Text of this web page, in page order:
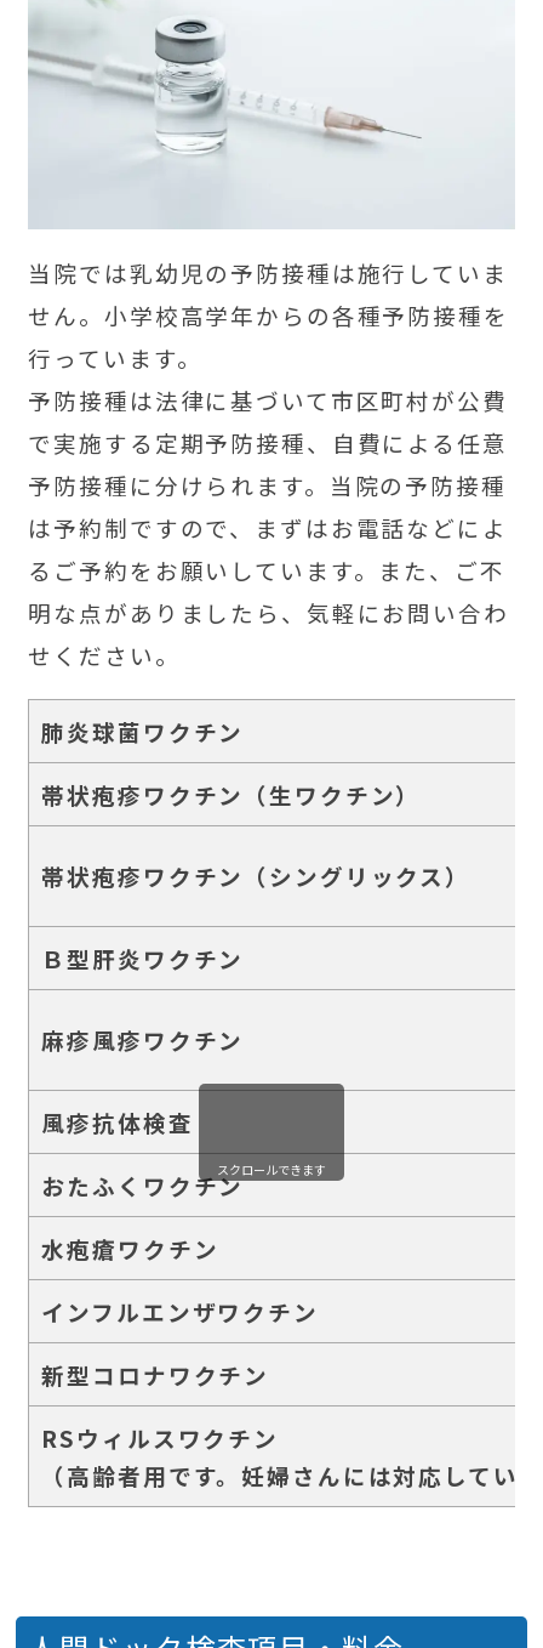
当院では乳幼児の予防接種は施行していま
せん。小学校高学年からの各種予防接種を
行っています。
予防接種は法律に基づいて市区町村が公費
で実施する定期予防接種、自費による任意
予防接種に分けられます。当院の予防接種
は予約制ですので、まずはお電話などによ
るご予約をお願いしています。また、ご不
明な点がありましたら、気軽にお問い合わ
せください。
肺炎球菌ワクチン
帯状疱疹ワクチン（生ワクチン）
帯状疱疹ワクチン（シングリックス）
Ｂ型肝炎ワクチン
麻疹風疹ワクチン
風疹抗体検査
おたふくワクチン
水疱瘡ワクチン
インフルエンザワクチン
新型コロナワクチン
RSウィルスワクチン
（高齢者用です。妊婦さんには対応してい
スクロールできます